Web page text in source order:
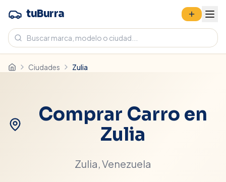
tuBurra
Ciudades Zulia
Comprar Carro en
Zulia
Zulia, Venezuela